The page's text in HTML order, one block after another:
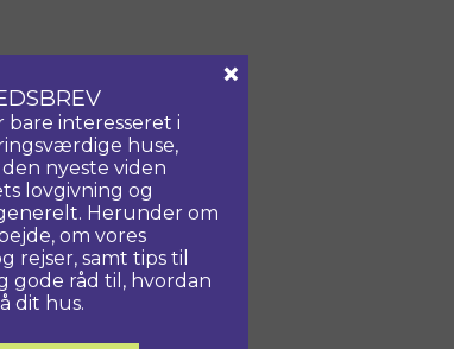
bare interesseret i
huse,
nyeste viden
lovgivning og
Herunder om
om vores
rejser, samt tips til
gode råd til, hvordan
dit hus.
×